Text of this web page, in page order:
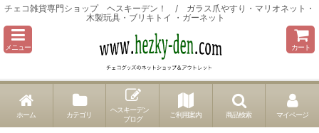
チェコ雑貨専門ショップ ヘスキーデン！ / ガラス爪やすり・マリオネット・
木製玩具・ブリキトイ ・ガーネット
メニュー カート
ホーム カテゴリ
ヘスキーデン
ブログ
ご利用案内 商品検索 マイページ